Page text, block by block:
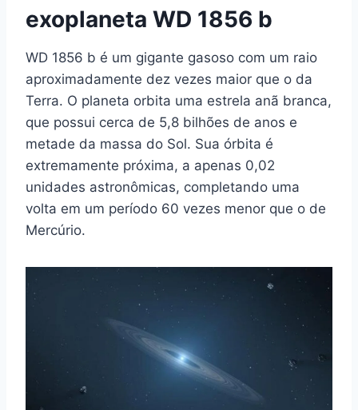
exoplaneta WD 1856 b
WD 1856 b é um gigante gasoso com um raio
aproximadamente dez vezes maior que o da
Terra. O planeta orbita uma estrela anã branca,
que possui cerca de 5,8 bilhões de anos e
metade da massa do Sol. Sua órbita é
extremamente próxima, a apenas 0,02
unidades astronômicas, completando uma
volta em um período 60 vezes menor que o de
Mercúrio.